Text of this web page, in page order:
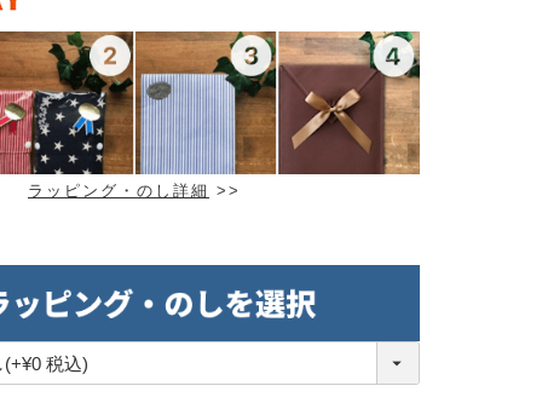
ラッピング・のし詳細 >>